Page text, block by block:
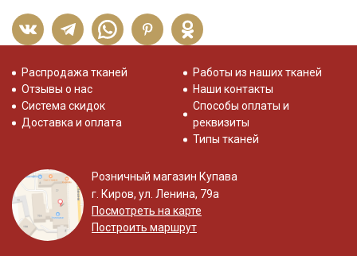
Распродажа тканей
Отзывы о нас
Система скидок
Доставка и оплата
Работы из наших тканей
Наши контакты
Способы оплаты и
реквизиты
Типы тканей
Розничный магазин Купава
г. Киров, ул. Ленина, 79а
Посмотреть на карте
Построить маршрут